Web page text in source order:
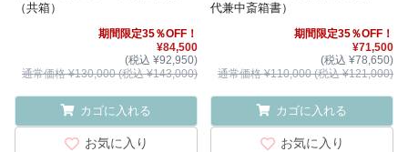
（共箱）
期間限定35％OFF！
¥84,500
(税込 ¥92,950)
通常価格 ¥130,000 (税込 ¥143,000)
カゴに入れる
お気に入り
代兼中斎箱書）
期間限定35％OFF！
¥71,500
(税込 ¥78,650)
通常価格 ¥110,000 (税込 ¥121,000)
カゴに入れる
お気に入り